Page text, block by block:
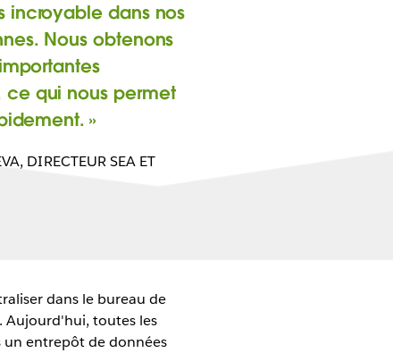
incroyable dans nos
Nous obtenons
qui nous permet
, DIRECTEUR SEA ET
dans le bureau de
Aujourd'hui, toutes les
un entrepôt de données